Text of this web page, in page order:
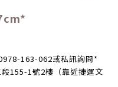
*
163-062或私訊詢問*
155-1號2樓（靠近捷運文